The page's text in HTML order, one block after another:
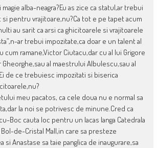
alba-neagra?Eu as zice ca statul,ar trebui
si pentru vrajitoare,nu?Ca tot e pe tapet acum
au sarit ca arsi ca ghicitoarele si vrajitoarele
ar trebui impozitate,ca doar e un talent al
cum ramane,Victor Ciutacu,dar cu al lui Grigore
Gheorghe,sau al maestrului Albulescu,sau al
de ce trebuiesc impozitati si biserica
meu pacatos, ca cele doua nu e normal sa
la noi se potrivesc de minune.Cred ca
Boc cauta loc pentru un lacas langa Catedrala
de-Cristal Mall,in care sa presteze
si Anastase sa taie panglica de inaugurare,sa